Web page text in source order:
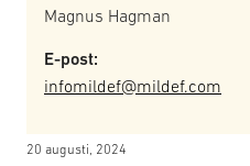
Magnus Hagman
E-post:
infomildef@mildef.com
20 augusti, 2024